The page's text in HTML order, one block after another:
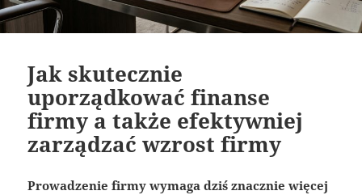
Jak skutecznie
uporządkować finanse
firmy a także efektywniej
zarządzać wzrost firmy
Prowadzenie firmy wymaga dziś znacznie więcej